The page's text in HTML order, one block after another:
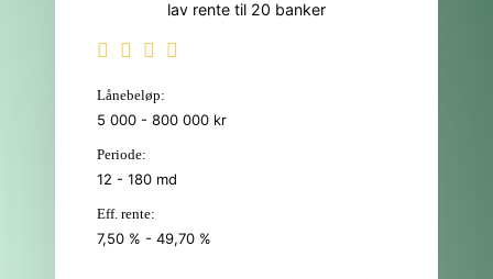
Lånebeløp:
5 000 - 800 000 kr
Periode:
12 - 180 md
Eff. rente:
7,50 % - 49,70 %